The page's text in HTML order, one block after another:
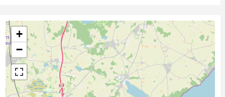
+
−